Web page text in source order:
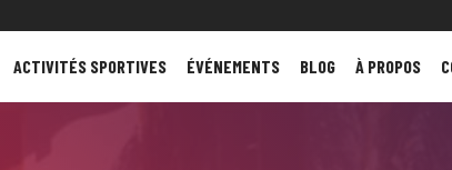
ACTIVITÉS SPORTIVES ÉVÉNEMENTS BLOG À PROPOS